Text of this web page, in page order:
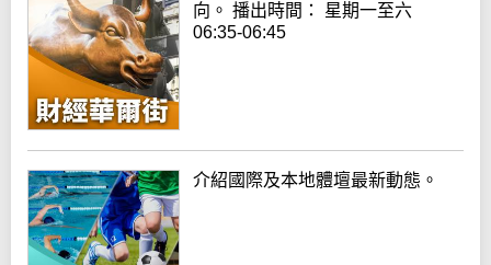
向。 播出時間： 星期一至六
06:35-06:45
介紹國際及本地體壇最新動態。